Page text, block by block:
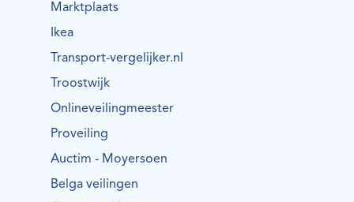
Marktplaats
Ikea
Transport-vergelijker.nl
Troostwijk
Onlineveilingmeester
Proveiling
Auctim - Moyersoen
Belga veilingen